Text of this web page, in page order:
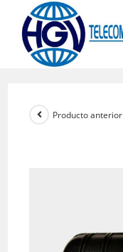
Producto anterior